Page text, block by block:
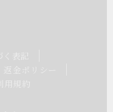
表記
返金ポリシー
用規約